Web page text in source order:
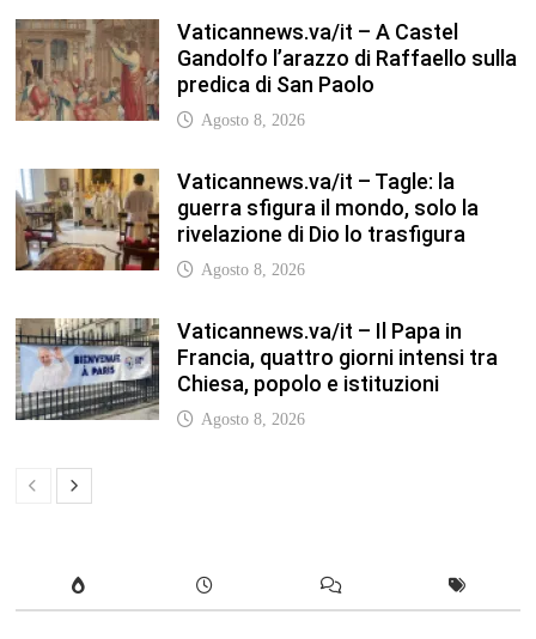
Vaticannews.va/it – A Castel
Gandolfo l’arazzo di Raffaello sulla
predica di San Paolo
Agosto 8, 2026
Vaticannews.va/it – Tagle: la
guerra sfigura il mondo, solo la
rivelazione di Dio lo trasfigura
Agosto 8, 2026
Vaticannews.va/it – Il Papa in
Francia, quattro giorni intensi tra
Chiesa, popolo e istituzioni
Agosto 8, 2026